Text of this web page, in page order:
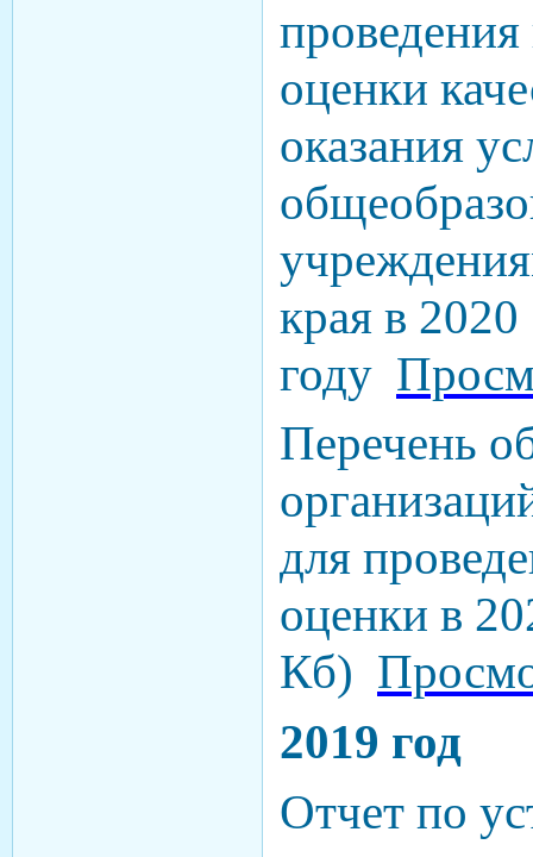
оценки
оказания
края в 2020
году
Перечень
для
оценки в
Кб)
2019 год
Отчет по